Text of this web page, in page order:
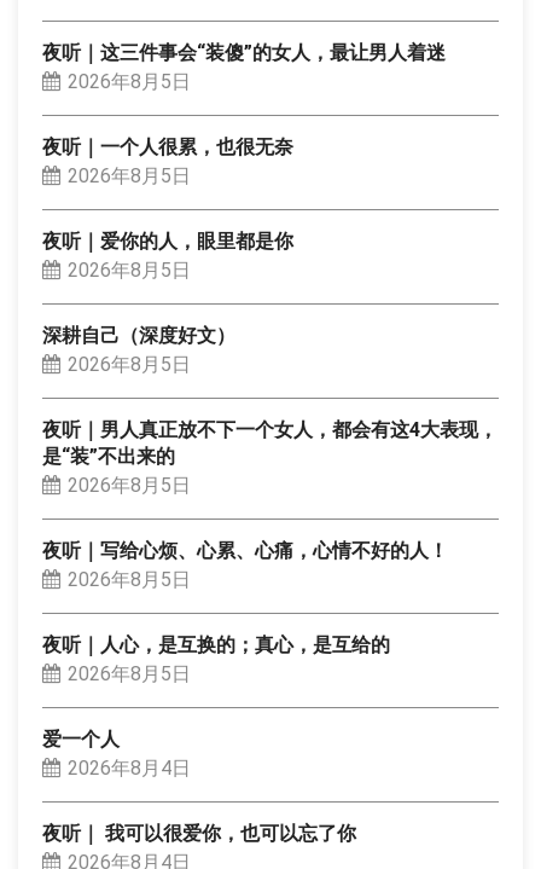
夜听｜这三件事会“装傻”的女人，最让男人着迷
2026年8月5日
夜听｜一个人很累，也很无奈
2026年8月5日
夜听｜爱你的人，眼里都是你
2026年8月5日
深耕自己（深度好文）
2026年8月5日
夜听｜男人真正放不下一个女人，都会有这4大表现，
是“装”不出来的
2026年8月5日
夜听｜写给心烦、心累、心痛，心情不好的人！
2026年8月5日
夜听｜人心，是互换的；真心，是互给的
2026年8月5日
爱一个人
2026年8月4日
夜听｜ 我可以很爱你，也可以忘了你
2026年8月4日